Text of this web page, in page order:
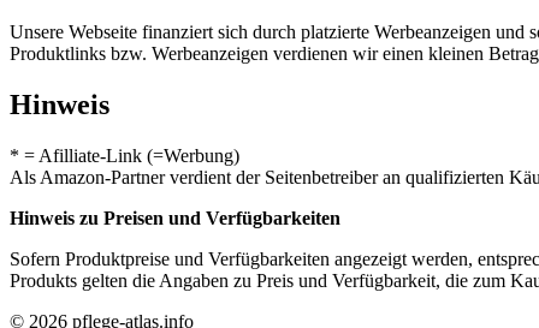
Unsere Webseite finanziert sich durch platzierte Werbeanzeigen
Produktlinks bzw. Werbeanzeigen verdienen wir einen kleinen
Hinweis
* = Afilliate-Link (=Werbung)
Als Amazon-Partner verdient der Seitenbetreiber an qualifizierten
Hinweis zu Preisen und Verfügbarkeiten
Sofern Produktpreise und Verfügbarkeiten angezeigt werden,
Produkts gelten die Angaben zu Preis und Verfügbarkeit, die zum
© 2026 pflege-atlas.info